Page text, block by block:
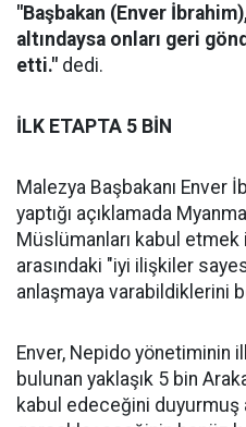
"Başbakan (Enver
altındaysa onları geri
etti." dedi.
İLK ETAPTA 5 BİN
Malezya Başbakanı Enver
yaptığı açıklamada
Müslümanları kabul
arasındaki "iyi ilişkiler
anlaşmaya varabildiklerini
Enver, Nepido yönetiminin
bulunan yaklaşık 5 bin
kabul edeceğini duyurmuş